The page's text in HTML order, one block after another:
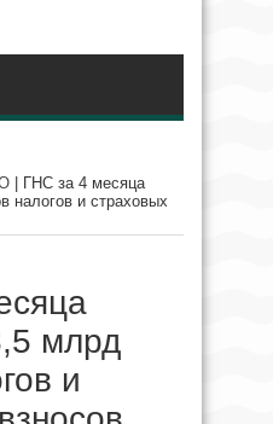
ГНС за 4 месяца
налогов и страховых
млрд
и